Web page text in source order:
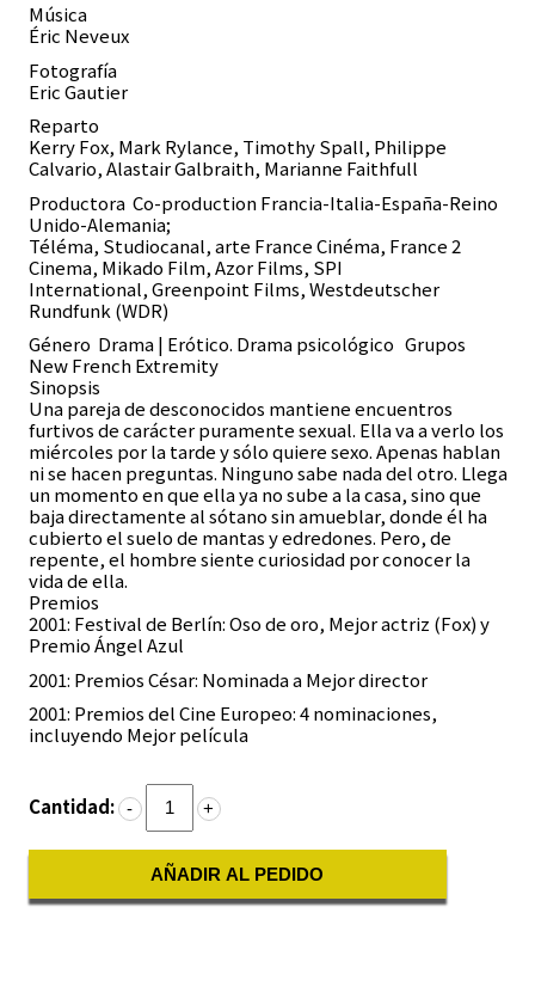
Música
Éric Neveux
Fotografía
Eric Gautier
Reparto
Kerry Fox, Mark Rylance, Timothy Spall, Philippe
Calvario, Alastair Galbraith, Marianne Faithfull
Productora Co-production Francia-Italia-España-Reino
Unido-Alemania;
Téléma, Studiocanal, arte France Cinéma, France 2
Cinema, Mikado Film, Azor Films, SPI
International, Greenpoint Films, Westdeutscher
Rundfunk (WDR)
Género Drama | Erótico. Drama psicológico Grupos
New French Extremity
Sinopsis
Una pareja de desconocidos mantiene encuentros
furtivos de carácter puramente sexual. Ella va a verlo los
miércoles por la tarde y sólo quiere sexo. Apenas hablan
ni se hacen preguntas. Ninguno sabe nada del otro. Llega
un momento en que ella ya no sube a la casa, sino que
baja directamente al sótano sin amueblar, donde él ha
cubierto el suelo de mantas y edredones. Pero, de
repente, el hombre siente curiosidad por conocer la
vida de ella.
Premios
2001: Festival de Berlín: Oso de oro, Mejor actriz (Fox) y
Premio Ángel Azul
2001: Premios César: Nominada a Mejor director
2001: Premios del Cine Europeo: 4 nominaciones,
incluyendo Mejor película
Cantidad: - +
AÑADIR AL PEDIDO